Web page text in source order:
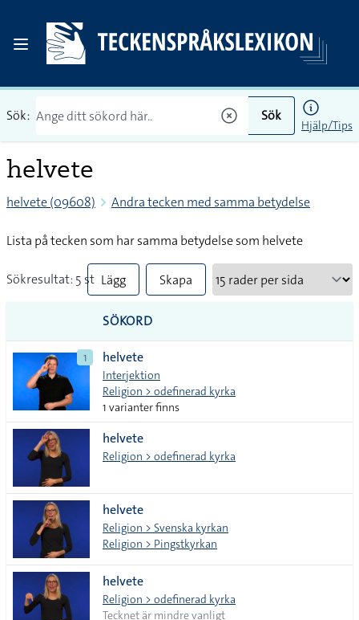
Sök: Sök
Hjälp/Tips
helvete
helvete (09608) Andra tecken med samma betydelse
Lista på tecken som har samma betydelse som helvete
Sökresultat: 5 st Lägg
till
alla i
lista
Skapa
SÖKORD
1 helvete
Interjektion
Religion > odefinerad kyrka
1 varianter finns
helvete
Religion > odefinerad kyrka
helvete
Religion > Svenska kyrkan
Religion > Pingstkyrkan
helvete
Religion > odefinerad kyrka
Tecknet är mindre vanligt